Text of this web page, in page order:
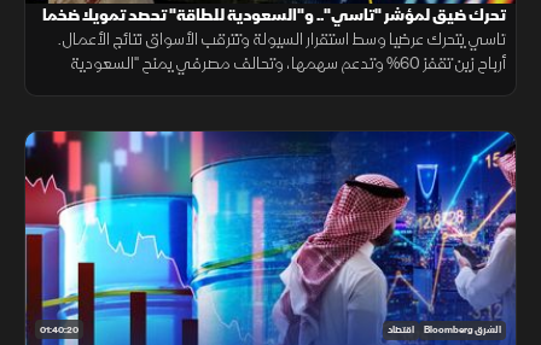
تحرك ضيق لمؤشر "تاسي".. و"السعودية للطاقة" تحصد تمويلا ضخما
تاسي يتحرك عرضيا وسط استقرار السيولة وتترقب الأسواق نتائج الأعمال.
أرباح زين تقفز 60% وتدعم سهمها، وتحالف مصرفي يمنح "السعودية
01:40:20 الشرق Bloomberg اقتصاد